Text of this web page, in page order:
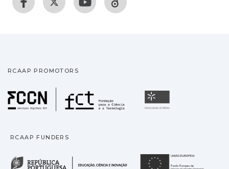
RCAAP PROMOTORS
Fundação para a
RCAAP FUNDERS
República Portuguesa